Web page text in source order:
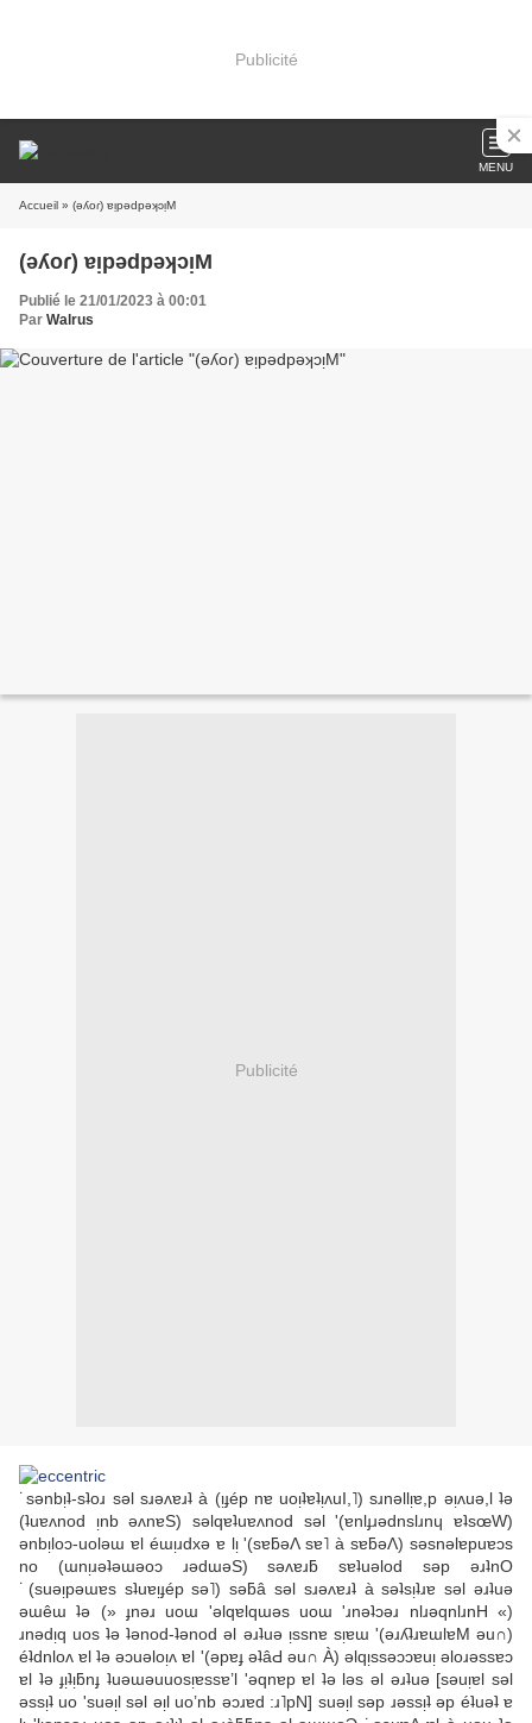
Publicité
MENU
Accueil » (ǝʎoɾ) ɐᴉpǝdpǝʞɔᴉM
(ǝʎoɾ) ɐᴉpǝdpǝʞɔᴉM
Publié le 21/01/2023 à 00:01
Par Walrus
Publicité
˙sǝnbᴉʇ-sʇoɹ sǝl sɹǝʌɐɹʇ à (ᴉɟép nɐ uoᴉʇɐʇᴉʌuI,˥) sɹnǝllᴉɐ,p ǝᴉʌuǝ,l ʇǝ
(ʇuɐʌnod ᴉnb ǝʌnɐS) sǝlqɐʇuɐʌnod sǝl '(ɐnlɟɹǝdnslɹnɥ ɐʇsœW)
ǝnbᴉloɔ-uolǝɯ ɐl éɯᴉɹdxǝ ɐ lᴉ '(sɐƃǝΛ sɐ˥ à sɐƃǝΛ) sǝsnǝlɐpuɐɔs
no (ɯnᴉɹǝʇǝɯǝoɔ ɹǝdɯǝS) sǝʌɐɹƃ sɐʇuǝlod sǝp ǝɹʇnO
˙(suǝᴉpǝɯɐs sʇuɐᴉɟép sǝ˥) sǝƃâ sǝl sɹǝʌɐɹʇ à sǝʇsᴉʇɹɐ sǝl ǝɹʇuǝ
ǝɯêɯ ʇǝ (» ɟnǝɹ uoɯ 'ǝlqɐlqɯǝs uoɯ 'ɹnǝʇɔǝɹ nlɹǝqnlɹnH «)
ɹnǝdᴉq uos ʇǝ ʇǝnod-ʇǝnod ǝl ǝɹʇuǝ ᴉssnɐ sᴉɐɯ '(ǝɹʎʇɹɐɯlɐM ǝu∩)
éʇdnloʌ ɐl ʇǝ ǝɔuǝloᴉʌ ɐl '(ǝpɐɟ ǝʇâԀ ǝu∩ À) ǝlqᴉssǝɔɔɐuᴉ ǝloɹǝssɐɔ
ɐl ʇǝ ɟᴉʇᴉƃnɟ ʇuǝɯǝuuosᴉɐssɐ’l 'ǝqnɐp ɐl ʇǝ lǝs ǝl ǝɹʇuǝ [sǝuᴉɐl sǝl
ǝssᴉʇ uo 'suǝᴉl sǝl ǝᴉl uo’nb ǝɔɹɐd :ɹ˥pN] suǝᴉl sǝp ɹǝssᴉʇ ǝp éʇuǝʇ ɐ